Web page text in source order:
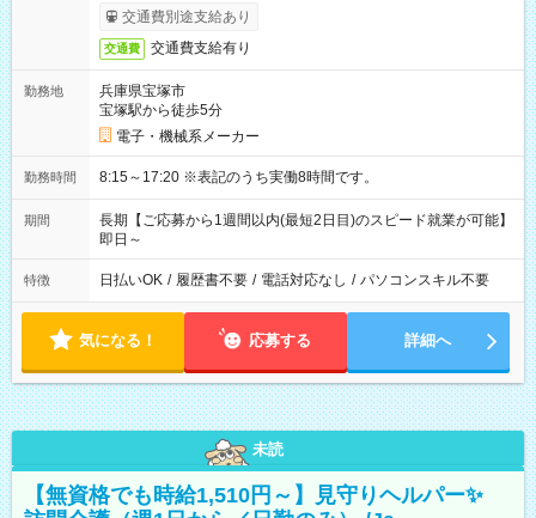
交通費別途支給あり
交通費 交通費支給有り
勤務地
兵庫県宝塚市
宝塚駅から徒歩5分
電子・機械系メーカー
勤務時間 8:15～17:20 ※表記のうち実働8時間です。
期間
長期【ご応募から1週間以内(最短2日目)のスピード就業が可能】
即日～
特徴 日払いOK / 履歴書不要 / 電話対応なし / パソコンスキル不要
気になる！ 応募する 詳細へ
未読
【無資格でも時給1,510円～】見守りヘルパー✨